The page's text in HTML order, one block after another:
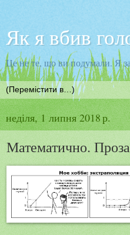
Як я вбив
Це не те, що ви подумали. Я
неділя, 1 липня 2018 р.
Математично.